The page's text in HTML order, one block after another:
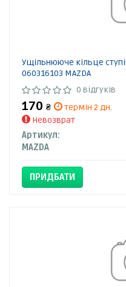
Ущільнююче кільце
060316103 MAZDA
0 відгуків
170 ₴
термін 2 дн.
Невозврат
Артикул:
MAZDA
ПРИДБАТИ